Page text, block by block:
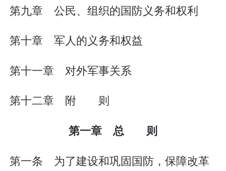
第九章 公民、组织的国防义务和权利
第十章 军人的义务和权益
第十一章 对外军事关系
第十二章 附 则
第一章 总 则
第一条 为了建设和巩固国防，保障改革